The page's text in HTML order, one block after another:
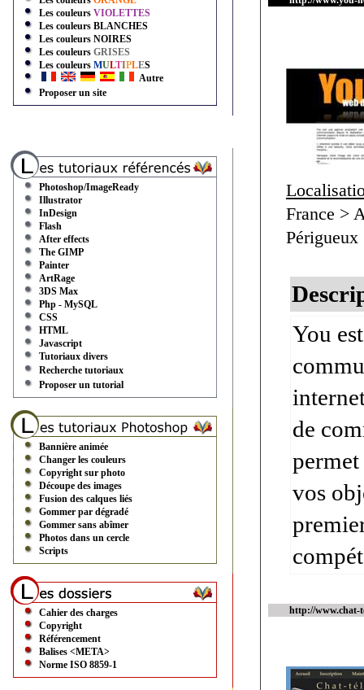
Les couleurs VIOLETTES
Les couleurs BLANCHES
Les couleurs NOIRES
Les couleurs GRISES
Les couleurs MULTIPLES
Autre
Proposer un site
Photoshop/ImageReady
Illustrator
InDesign
Flash
After effects
The GIMP
Painter
ArtRage
3DS Max
Php - MySQL
CSS
HTML
Javascript
Tutoriaux divers
Recherche tutoriaux
Proposer un tutorial
Bannière animée
Changer les couleurs
Copyright sur photo
Découpe des images
Fusion des calques liés
Gommer par dégradé
Gommer sans abîmer
Photos dans un cercle
Scripts
Cahier des charges
Copyright
Référencement
Balises <META>
Norme ISO 8859-1
France >
You
de
vos
http://www.chat-